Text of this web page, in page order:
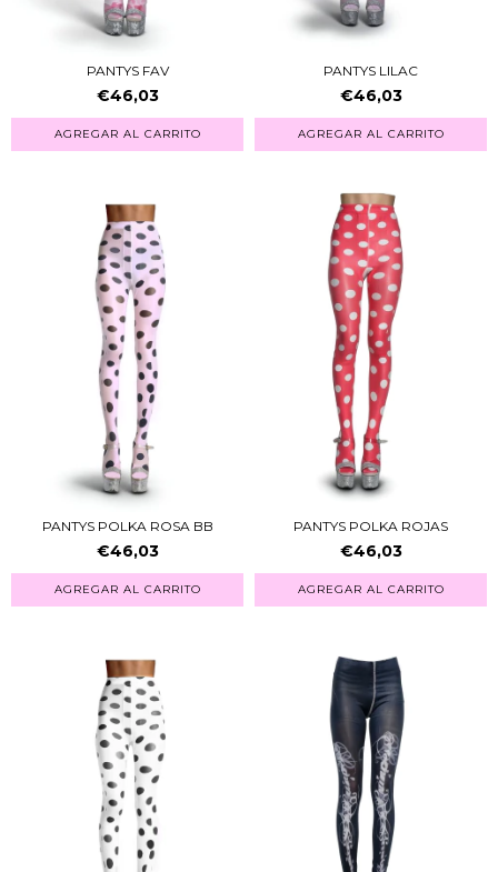
PANTYS FAV
€46,03
AGREGAR AL CARRITO
PANTYS LILAC
€46,03
AGREGAR AL CARRITO
PANTYS POLKA ROSA BB
€46,03
AGREGAR AL CARRITO
PANTYS POLKA ROJAS
€46,03
AGREGAR AL CARRITO